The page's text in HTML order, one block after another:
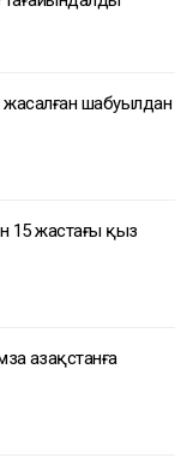
шабуылдан
15 жастағы қыз
Қазақстанға